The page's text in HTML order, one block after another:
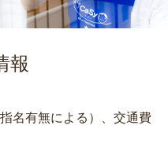
報
指名有無による）、交通費